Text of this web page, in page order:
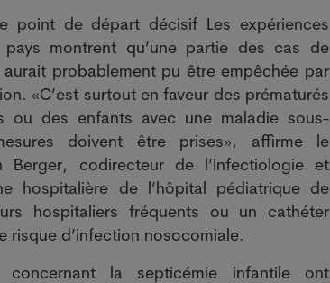
point de départ décisif Les expériences
pays montrent qu’une partie des cas de
probablement pu être empêchée par
«C’est surtout en faveur des prématurés
ou des enfants avec une maladie sous-
doivent être prises», affirme le
Berger, codirecteur de l’Infectiologie et
hospitalière de l’hôpital pédiatrique de
hospitaliers fréquents ou un cathéter
risque d’infection nosocomiale.
concernant la septicémie infantile ont